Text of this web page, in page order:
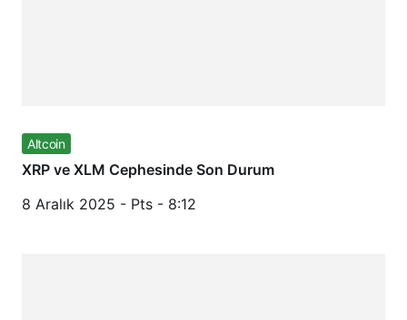
Altcoin
XRP ve XLM Cephesinde Son Durum
8 Aralık 2025 - Pts - 8:12